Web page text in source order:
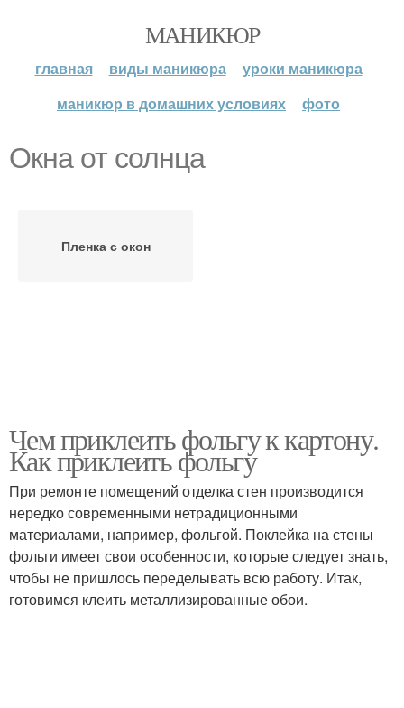
МАНИКЮР
главная виды маникюра
уроки маникюра
маникюр в домашних условиях
фото
Окна от солнца
Пленка с окон
Чем приклеить фольгу к картону.
Как приклеить фольгу
При ремонте помещений отделка стен производится
нередко современными нетрадиционными
материалами, например, фольгой. Поклейка на стены
фольги имеет свои особенности, которые следует знать,
чтобы не пришлось переделывать всю работу. Итак,
готовимся клеить металлизированные обои.